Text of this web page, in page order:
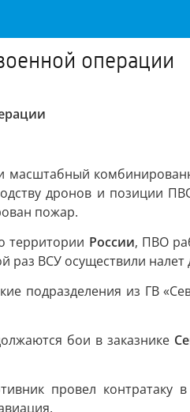
операции
масштабный
дронов и позиции
пожар.
территории России, ПВО
раз ВСУ осуществили налет
подразделения из ГВ
бои в заказнике
провел контратаку в